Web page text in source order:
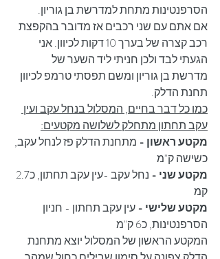
הסרפנטינות מתחת למדרשת בן גוריון.
אם אתם עם שני רכבים אז מדובר בהקפצת
רכב קצרה של בערך 10 דקות לכיוון. אני
הגעתי לבד ולכן חניתי ליד השער של
מדרשת בן גוריון ומשם תפסתי טרמפ לכיוון
תחנת הדלק.
כמו כל דבר בחיים, המסלול בנחל עקב ועין
עקב תחתון מתחלק לשלושה מקטעים:
מקטע ראשון - מתחנת הדלק פז לנחל עקב,
כשישה ק"מ
מקטע שני -
קמ
מקטע שלישי - עין עקב תחתון - חניון
הסרפנטינות, כ6 ק"מ
המקטע הראשון של המסלול יוצא מתחנת